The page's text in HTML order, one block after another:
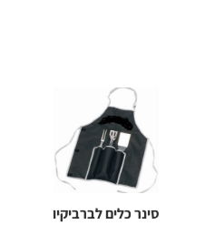
סינר כלים לברביקיו